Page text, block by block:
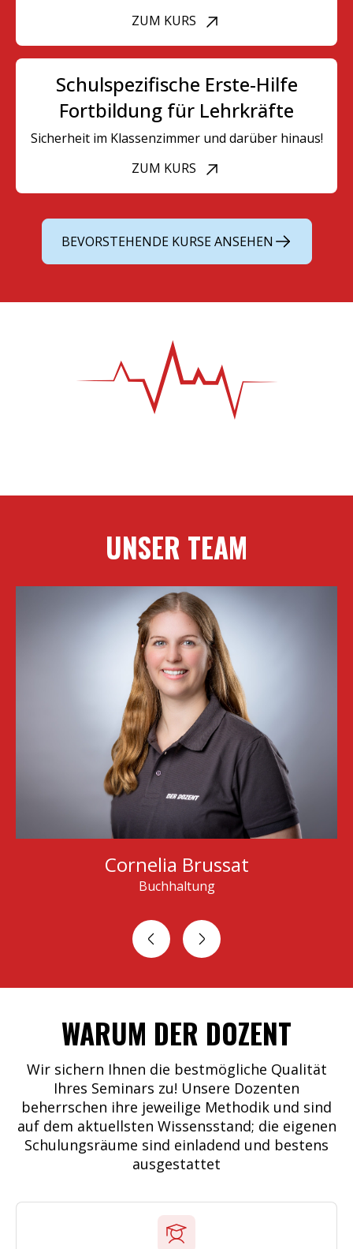
ZUM KURS
Schulspezifische Erste-Hilfe
Fortbildung für Lehrkräfte
Sicherheit im Klassenzimmer und darüber hinaus!
ZUM KURS
BEVORSTEHENDE KURSE ANSEHEN
UNSER TEAM
Cornelia Brussat
Buchhaltung
WARUM DER DOZENT
Wir sichern Ihnen die bestmögliche Qualität
Ihres Seminars zu! Unsere Dozenten
beherrschen ihre jeweilige Methodik und sind
auf dem aktuellsten Wissensstand; die eigenen
Schulungsräume sind einladend und bestens
ausgestattet